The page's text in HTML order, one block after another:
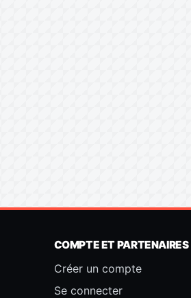
COMPTE ET PARTENAIRES
Créer un compte
Se connecter